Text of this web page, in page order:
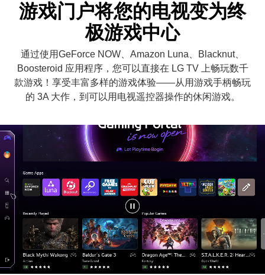
游戏门户将您的电视变为终
极游戏中心
通过使用GeForce NOW、Amazon Luna、Blacknut、
Boosteroid 应用程序，您可以直接在 LG TV 上畅玩数千
款游戏！享受丰富多样的游戏体验——从用游戏手柄畅玩
的 3A 大作，到可以用电视遥控器操作的休闲游戏。